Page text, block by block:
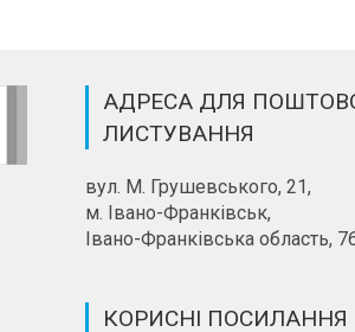
АДРЕСА ДЛЯ
ЛИСТУВАННЯ
вул. М. Грушевського, 21,
м. Івано-Франківськ,
Івано-Франківська область,
КОРИСНІ ПОСИЛАННЯ